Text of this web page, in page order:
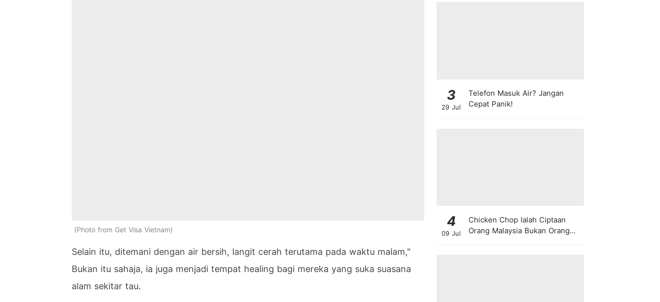
Photo from Get Visa Vietnam
Selain itu, ditemani dengan air bersih, langit cerah terutama pada waktu malam,"
Bukan itu sahaja, ia juga menjadi tempat healing bagi mereka yang suka suasana
alam sekitar tau.
3
29 Jul
Telefon Masuk Air? Jangan
Cepat Panik!
4
09 Jul
Chicken Chop Ialah Ciptaan
Orang Malaysia Bukan Orang